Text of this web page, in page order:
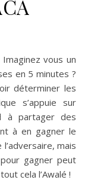
en 5 minutes ?
déterminer les
s’appuie sur
à partager des
à en gagner le
mais
gagner peut
cela l’Awalé !